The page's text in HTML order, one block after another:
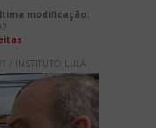
modificação:
/ INSTITUTO LULA